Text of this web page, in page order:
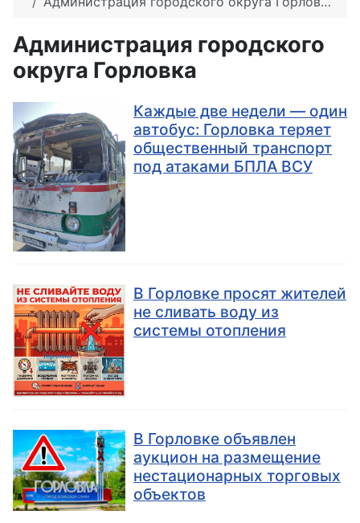
Администрация городского
округа Горловка
Каждые две недели — один
автобус: Горловка теряет
общественный транспорт
под атаками БПЛА ВСУ
В Горловке просят жителей
не сливать воду из
системы отопления
В Горловке объявлен
аукцион на размещение
нестационарных торговых
объектов